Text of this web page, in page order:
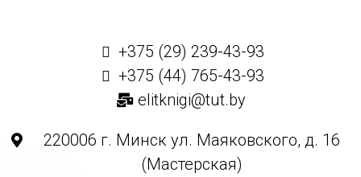
+375 (29) 239-43-93
+375 (44) 765-43-93
elitknigi@tut.by
220006 г. Минск ул. Маяковского, д. 16
(Мастерская)